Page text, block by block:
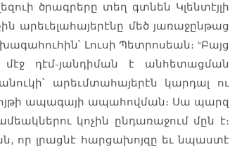
ծրագրերը տեղ գտնեն Կլենտէյլի
արեւելահայերէնը մեծ յառաջընթաց
Լուսի Պետրոսեան։ “Բայց
դէմ-յանդիման է անհետացման
արեւմտահայերէն կարդալ ու
ապագայի ապահովման։ Սա պարզ
կոչին ընդառաջում մըն է։
որ լրացնէ հարցախոյզը եւ նպաստէ